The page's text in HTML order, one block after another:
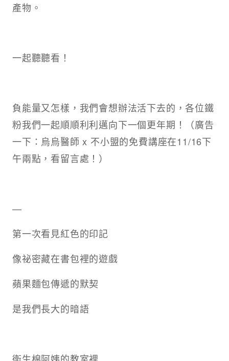
產物。
一起聽聽看！
負能量又怎樣，我們會想辦法活下去的，各位鐵
粉我們一起順順利利邁向下一個更年期！（廣告
一下：烏烏醫師 x 不小盟的免費講座在11/16下
午兩點，看留言處！）
—
第一次看見紅色的印記
像祕密藏在書包裡的遊戲
蘋果麵包傳遞的默契
是我們長大的暗語